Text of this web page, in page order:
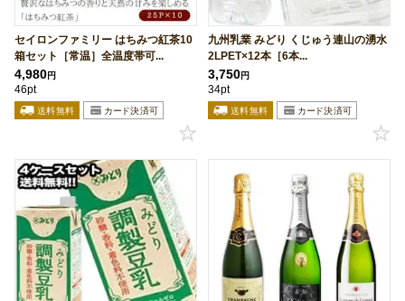
セイロンファミリー はちみつ紅茶10
箱セット［常温］全温度帯可...
4,980円
46pt
九州乳業 みどり くじゅう連山の湧水
2LPET×12本［6本...
3,750円
34pt